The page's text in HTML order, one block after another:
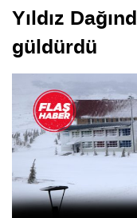
Yıldız
güldürdü